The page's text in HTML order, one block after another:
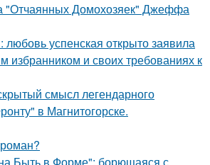
"Отчаянных Домохозяек" Джеффа
успенская открыто заявила
избранником и своих требованиях к
смысл легендарного
в Магнитогорске.